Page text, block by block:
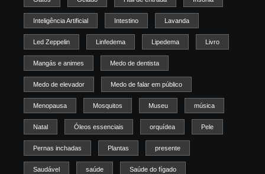
Inteligência Artificial Intestino Lavanda
Led Zeppelin Linfedema Lipedema Livro
Mangás e animes Medo de dentista
Medo de elevador Medo de falar em público
Menopausa Mosquitos Museu música
Natal Óleos essenciais orquídea Pele
Pernas inchadas Plantas presente
Saudável saúde Saúde do fígado